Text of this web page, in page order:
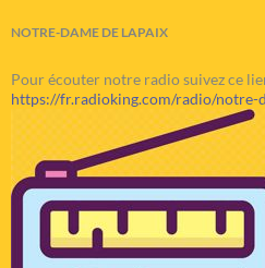
NOTRE-DAME DE LAPAIX
Pour écouter notre radio suivez ce
https://fr.radioking.com/radio/notre-